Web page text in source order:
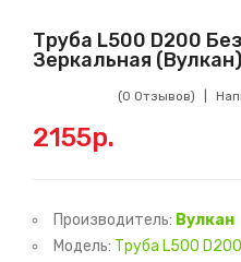
Труба L500 D200
Зеркальная (Вулкан)
(0 Отзывов)
2155р.
Производитель: Вулкан
Модель: Труба L500